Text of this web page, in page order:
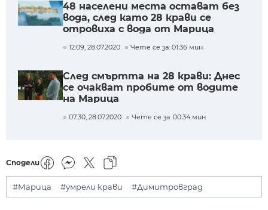
48 населени места остават без
вода, след като 28 крави се
отровиха с вода от Марица
12:09, 28.07.2020 Чете се за: 01:36 мин.
След смъртта на 28 крави: Днес
се очакват пробите от водите
на Марица
07:30, 28.07.2020 Чете се за: 00:34 мин.
Сподели
#Марица #умрели крави #Димитровград